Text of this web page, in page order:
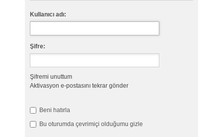
Kullanıcı adı:
Şifre:
Şifremi unuttum
Aktivasyon e-postasını tekrar gönder
Beni hatırla
Bu oturumda çevrimiçi olduğumu gizle